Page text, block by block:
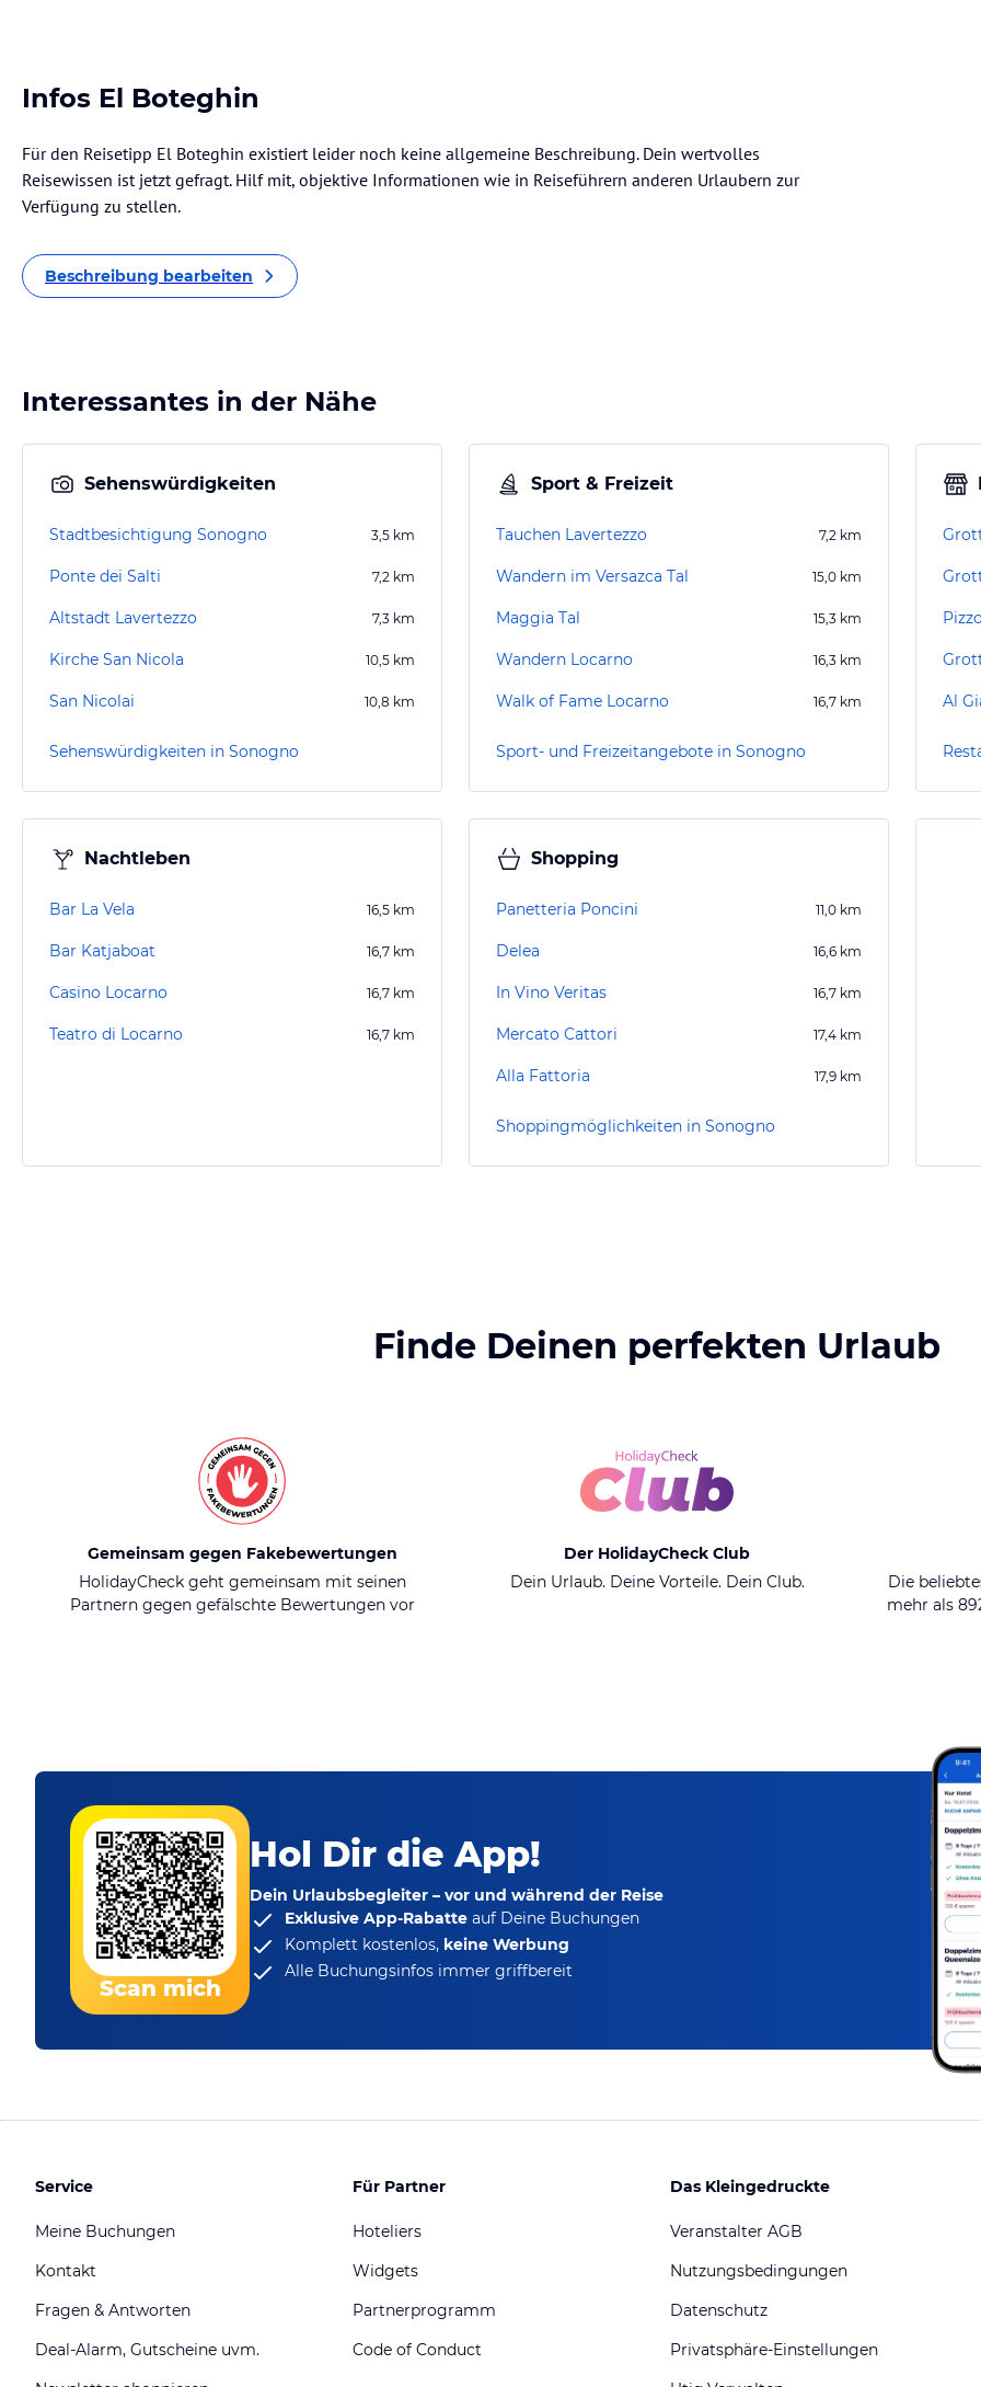
Infos El Boteghin
Für den Reisetipp El Boteghin existiert leider noch keine allgemeine Beschreibung. Dein wertvolles
Reisewissen ist jetzt gefragt. Hilf mit, objektive Informationen wie in Reiseführern anderen Urlaubern zur
Verfügung zu stellen.
Beschreibung bearbeiten
Interessantes in der Nähe
Sehenswürdigkeiten
Stadtbesichtigung Sonogno 3,5 km
Ponte dei Salti 7,2 km
Altstadt Lavertezzo 7,3 km
Kirche San Nicola 10,5 km
San Nicolai 10,8 km
Sehenswürdigkeiten in Sonogno
Sport & Freizeit
Tauchen Lavertezzo 7,2 km
Wandern im Versazca Tal 15,0 km
Maggia Tal 15,3 km
Wandern Locarno 16,3 km
Walk of Fame Locarno 16,7 km
Sport- und Freizeitangebote in Sonogno
Al
Nachtleben
Bar La Vela 16,5 km
Bar Katjaboat 16,7 km
Casino Locarno 16,7 km
Teatro di Locarno 16,7 km
Shopping
Panetteria Poncini 11,0 km
Delea 16,6 km
In Vino Veritas 16,7 km
Mercato Cattori 17,4 km
Alla Fattoria 17,9 km
Shoppingmöglichkeiten in Sonogno
Finde Deinen perfekten Urlaub
Gemeinsam gegen Fakebewertungen
HolidayCheck geht gemeinsam mit seinen
Partnern gegen gefälschte Bewertungen vor
Der HolidayCheck Club
Dein Urlaub. Deine Vorteile. Dein Club.
Die
mehr als
Scan mich
Hol Dir die App!
Dein Urlaubsbegleiter – vor und während der Reise
Exklusive App-Rabatte auf Deine Buchungen
Komplett kostenlos, keine Werbung
Alle Buchungsinfos immer griffbereit
Service
Meine Buchungen
Kontakt
Fragen & Antworten
Deal-Alarm, Gutscheine uvm.
Für Partner
Hoteliers
Widgets
Partnerprogramm
Code of Conduct
Das Kleingedruckte
Veranstalter AGB
Nutzungsbedingungen
Datenschutz
Privatsphäre-Einstellungen